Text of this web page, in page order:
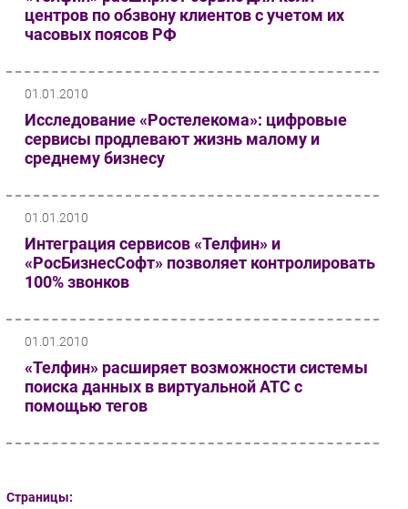
центров по обзвону клиентов с учетом их
часовых поясов РФ
01.01.2010
Исследование «Ростелекома»: цифровые
сервисы продлевают жизнь малому и
среднему бизнесу
01.01.2010
Интеграция сервисов «Телфин» и
«РосБизнесСофт» позволяет контролировать
100% звонков
01.01.2010
«Телфин» расширяет возможности системы
поиска данных в виртуальной АТС с
помощью тегов
Страницы: